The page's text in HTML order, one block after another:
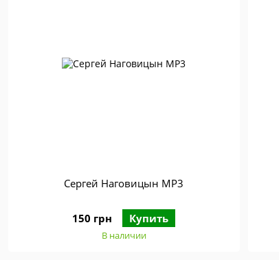
Сергей Наговицын МР3
150 грн Купить
В наличии